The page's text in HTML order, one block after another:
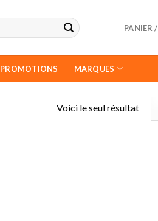
PANIER /
PROMOTIONS MARQUES
Voici le seul résultat